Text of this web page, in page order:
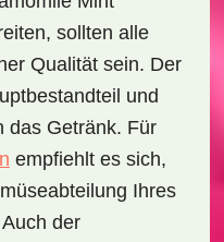
sollten alle
Qualität sein. Der
und
das Getränk. Für
empfiehlt es sich,
Ihres
der